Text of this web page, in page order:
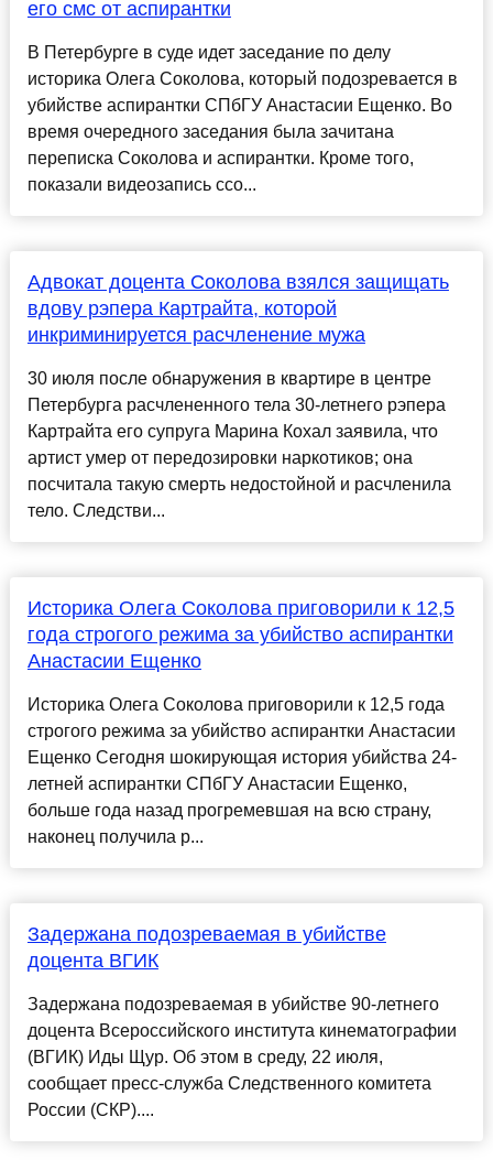
его смс от аспирантки
В Петербурге в суде идет заседание по делу
историка Олега Соколова, который подозревается в
убийстве аспирантки СПбГУ Анастасии Ещенко. Во
время очередного заседания была зачитана
переписка Соколова и аспирантки. Кроме того,
показали видеозапись ссо...
Адвокат доцента Соколова взялся защищать
вдову рэпера Картрайта, которой
инкриминируется расчленение мужа
30 июля после обнаружения в квартире в центре
Петербурга расчлененного тела 30-летнего рэпера
Картрайта его супруга Марина Кохал заявила, что
артист умер от передозировки наркотиков; она
посчитала такую смерть недостойной и расчленила
тело. Следстви...
Историка Олега Соколова приговорили к 12,5
года строгого режима за убийство аспирантки
Анастасии Ещенко
Историка Олега Соколова приговорили к 12,5 года
строгого режима за убийство аспирантки Анастасии
Ещенко Сегодня шокирующая история убийства 24-
летней аспирантки СПбГУ Анастасии Ещенко,
больше года назад прогремевшая на всю страну,
наконец получила р...
Задержана подозреваемая в убийстве
доцента ВГИК
Задержана подозреваемая в убийстве 90-летнего
доцента Всероссийского института кинематографии
(ВГИК) Иды Щур. Об этом в среду, 22 июля,
сообщает пресс-служба Следственного комитета
России (СКР)....